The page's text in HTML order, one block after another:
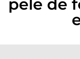
pele de